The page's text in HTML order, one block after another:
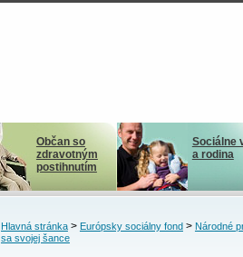
Občan so
zdravotným
postihnutím
Sociálne
a rodina
Hlavná stránka> Európsky sociálny fond> Národné
sa svojej šance